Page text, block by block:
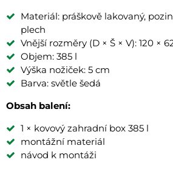
Materiál: práškově lakovaný,
plech
Vnější rozměry (D × Š × V): 120 ×
Objem: 385 l
Výška nožiček: 5 cm
Barva: světle šedá
Obsah balení:
1 × kovový zahradní box 385 l
montážní materiál
návod k montáži